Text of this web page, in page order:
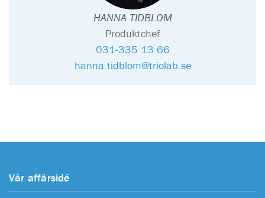
HANNA TIDBLOM
Produktchef
031-335 13 66
hanna.tidblom@triolab.se
Vår affärsidé